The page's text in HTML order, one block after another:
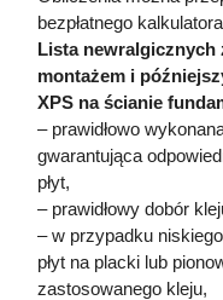
bezpłatnego
Lista newralgicznych
montażem i
XPS na ścianie
– prawidłowo
gwarantująca
płyt,
– prawidłowy dobór
– w przypadku
płyt na placki lub
zastosowanego kleju,